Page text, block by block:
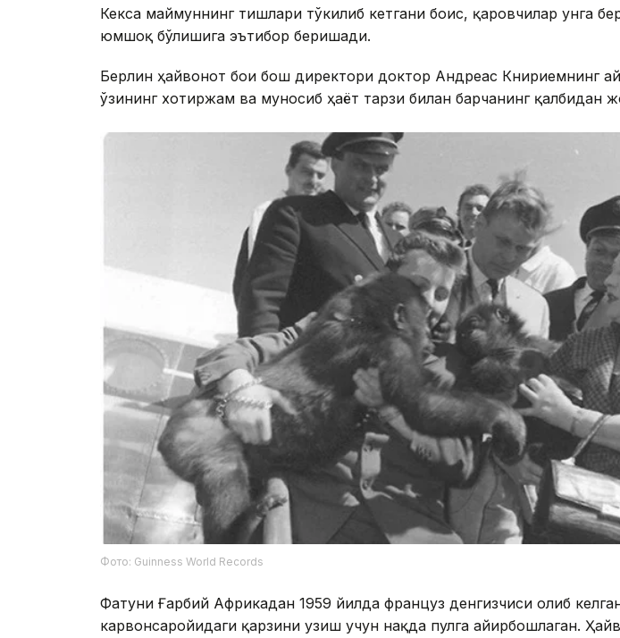
Кекса маймуннинг тишлари тўкилиб кетгани боис, қаровчилар унга
юмшоқ бўлишига эътибор беришади.
Берлин ҳайвонот боғи бош директори доктор Андреас Книриемнинг
ўзининг хотиржам ва муносиб ҳаёт тарзи билан барчанинг қалбидан
Фото: Guinness World Records
Фатуни Ғарбий Африкадан 1959 йилда француз денгизчиси олиб
карвонсаройидаги қарзини узиш учун нақда пулга айирбошлаган.